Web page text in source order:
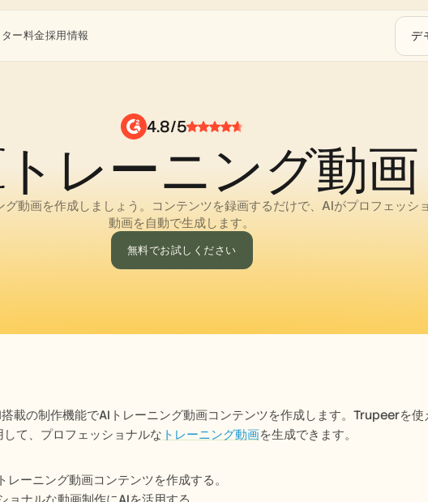
4.8/5
レーニング動画
動画を作成しましょう。コンテンツを録画するだけで、AIがプロフェッシ
動画を自動で生成します。
無料でお試しください
載の制作機能でAIトレーニング動画コンテンツを作成します。Trupeerを
て、プロフェッショナルな トレーニング動画を生成できます。
レーニング動画コンテンツを作成する。
ー料金採用情報 デ